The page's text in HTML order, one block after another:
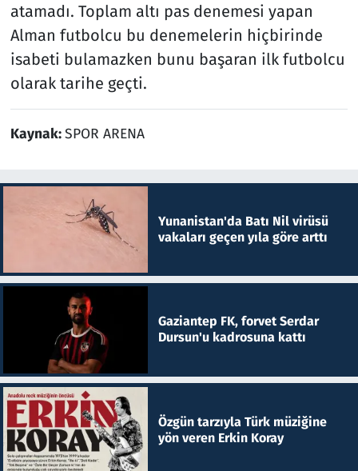
atamadı. Toplam altı pas denemesi yapan
Alman futbolcu bu denemelerin hiçbirinde
isabeti bulamazken bunu başaran ilk futbolcu
olarak tarihe geçti.
Kaynak:SPOR ARENA
Yunanistan'da Batı Nil virüsü
vakaları geçen yıla göre arttı
Gaziantep FK, forvet Serdar
Dursun'u kadrosuna kattı
Özgün tarzıyla Türk müziğine
yön veren Erkin Koray